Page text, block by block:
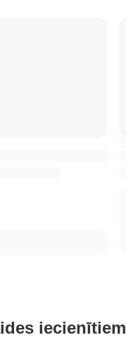
iecienītiem